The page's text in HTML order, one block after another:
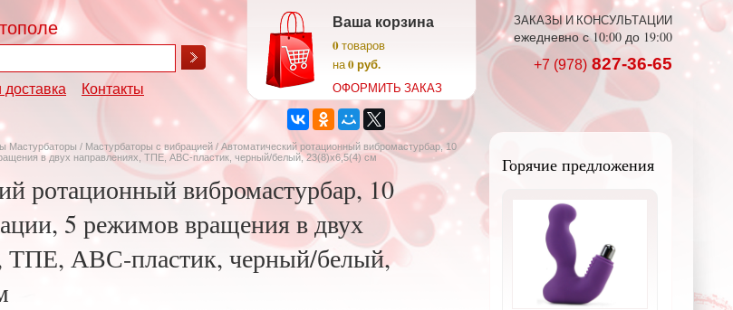
Контакты
Ваша корзина
0товаров
на0 руб.
ОФОРМИТЬ ЗАКАЗ
ЗАКАЗЫ И КОНСУЛЬТАЦИИ
ежедневно с 10:00 до 19:00
+7 (978) 827-36-65
Мастурбаторы / Мастурбаторы с вибрацией / Автоматический ротационный вибромастурбар, 10
в двух направлениях, ТПЕ, АВС-пластик, черный/белый, 23(8)х6,5(4) см
ротационный вибромастурбар, 10
5 режимов вращения в двух
ТПЕ, АВС-пластик, черный/белый,
Горячие предложения